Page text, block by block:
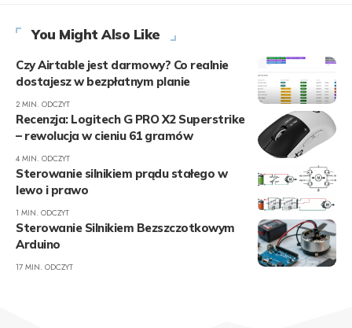
You Might Also Like
Czy Airtable jest darmowy? Co realnie
dostajesz w bezpłatnym planie
2 MIN. ODCZYT
Recenzja: Logitech G PRO X2 Superstrike
– rewolucja w cieniu 61 gramów
4 MIN. ODCZYT
Sterowanie silnikiem prądu stałego w
lewo i prawo
1 MIN. ODCZYT
Sterowanie Silnikiem Bezszczotkowym
Arduino
17 MIN. ODCZYT